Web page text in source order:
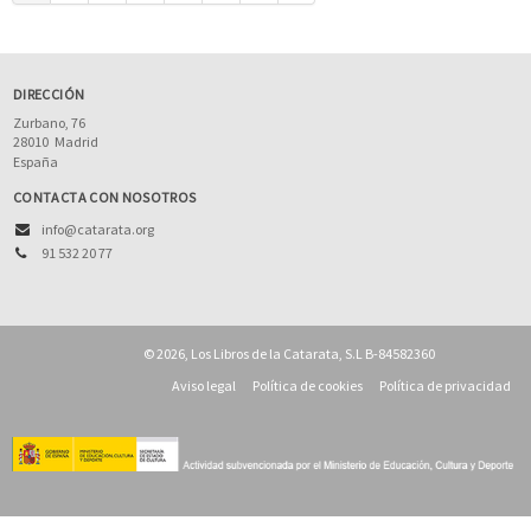
DIRECCIÓN
Zurbano, 76
28010 Madrid
España
CONTACTA CON NOSOTROS
info@catarata.org
91 532 20 77
© 2026, Los Libros de la Catarata, S.L B-84582360
Aviso legal
Política de cookies Política de privacidad